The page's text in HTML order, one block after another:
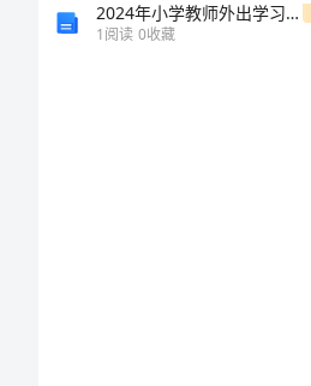
2024年小学教师外出学习总结范文
1阅读 0收藏